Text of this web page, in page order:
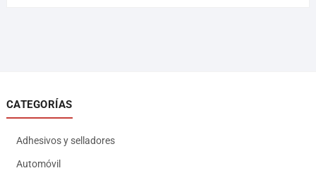
CATEGORÍAS
Adhesivos y selladores
Automóvil